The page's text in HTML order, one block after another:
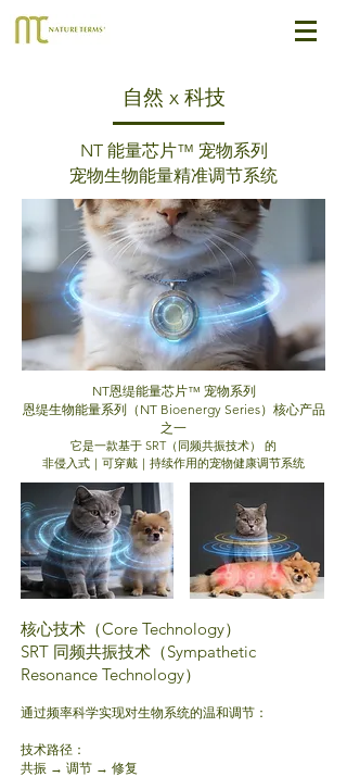
自然 x 科技
NT 能量芯片™ 宠物系列
宠物生物能量精准调节系统
NT恩缇能量芯片™ 宠物系列
恩缇生物能量系列（NT Bioenergy Series）核心产品
之一
它是一款基于 SRT（同频共振技术） 的
非侵入式｜可穿戴｜持续作用的宠物健康调节系统
核心技术（Core Technology）
SRT 同频共振技术（Sympathetic
Resonance Technology）
通过频率科学实现对生物系统的温和调节：
技术路径：
共振 → 调节 → 修复